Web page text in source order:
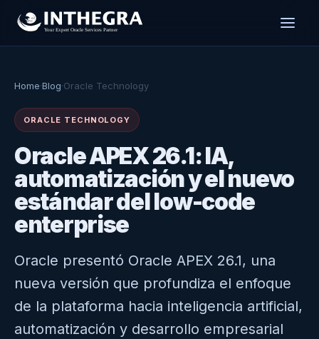
Home·Blog·Oracle Technology
ORACLE TECHNOLOGY
Oracle APEX 26.1: IA,
automatización y el nuevo
estándar del low-code
enterprise
Oracle presentó Oracle APEX 26.1, una
nueva versión que profundiza el enfoque
de la plataforma hacia inteligencia artificial,
automatización y desarrollo empresarial